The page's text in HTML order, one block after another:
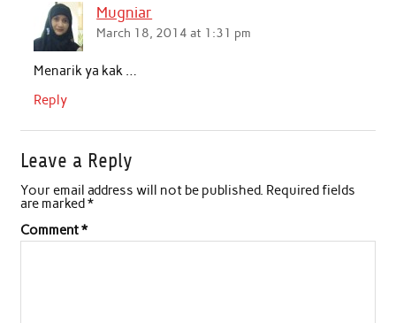
Mugniar
March 18, 2014 at 1:31 pm
Menarik ya kak …
Reply
Leave a Reply
Your email address will not be published. Required fields
are marked*
Comment*